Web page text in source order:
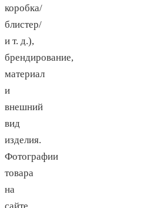
коробка/
блистер/
и т. д.),
брендирование,
материал
и
внешний
вид
изделия.
Фотографии
товара
на